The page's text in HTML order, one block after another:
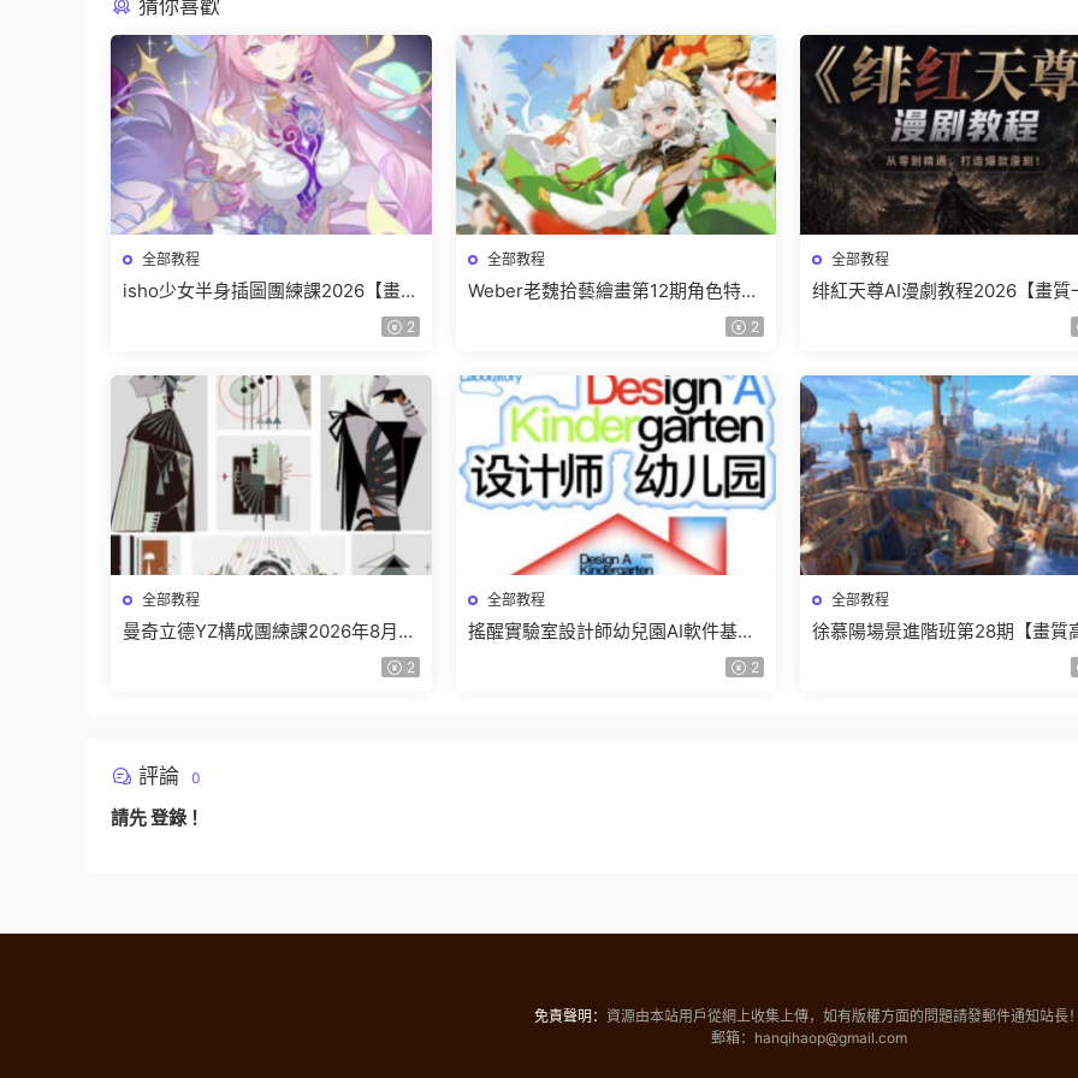
猜你喜歡
全部教程
isho少女半身插圖團練課2026【畫質
2
全部教程
Weber老魏拾藝繪畫第12期角色特訓
2
全部教程
绯紅天尊AI漫劇教程2026【畫質
全部教程
曼奇立德YZ構成團練課2026年8月已
2
全部教程
搖醒實驗室設計師幼兒園AI軟件基礎
2
全部教程
徐慕陽場景進階班第28期【畫質
評論 0
請先登錄 ！
免責聲明： 資源由本站用戶從網上收集上傳，如有版權方面的問題請發郵件通知站長
郵箱：hanqihaop@gmail.com